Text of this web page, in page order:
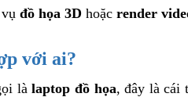
đồ họa 3D hoặc render
với ai?
làlaptop đồ họa, đây là cái